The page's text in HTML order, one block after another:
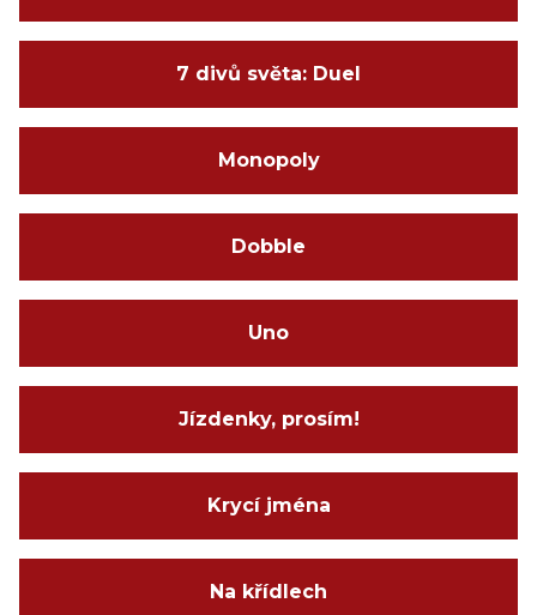
7 divů světa: Duel
Monopoly
Dobble
Uno
Jízdenky, prosím!
Krycí jména
Na křídlech